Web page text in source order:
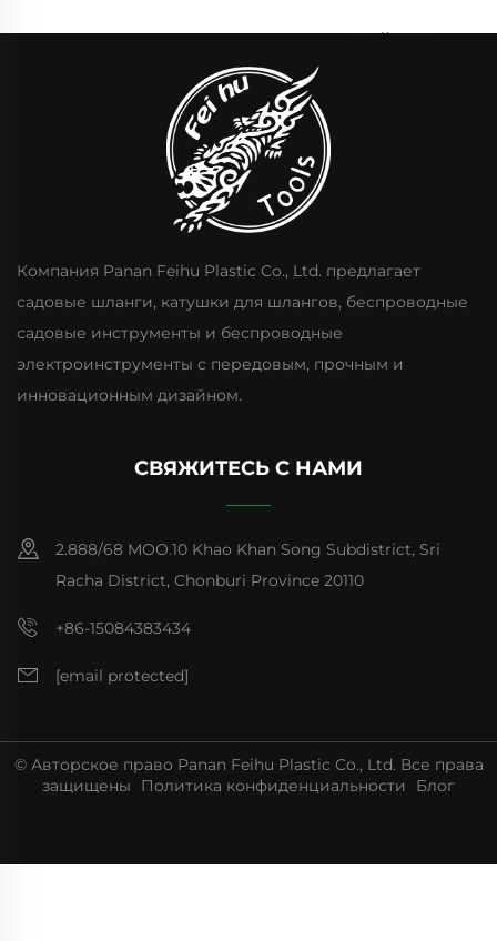
сейчас
Компания Panan Feihu Plastic Co., Ltd. предлагает
садовые шланги, катушки для шлангов, беспроводные
садовые инструменты и беспроводные
электроинструменты с передовым, прочным и
инновационным дизайном.
СВЯЖИТЕСЬ С НАМИ
2.888/68 MOO.10 Khao Khan Song Subdistrict, Sri
Racha District, Chonburi Province 20110
+86-15084383434
[email protected]
© Авторское право Panan Feihu Plastic Co., Ltd. Все права
защищены
Политика конфиденциальности Блог